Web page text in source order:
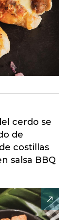
cerdo se
de
costillas
salsa BBQ